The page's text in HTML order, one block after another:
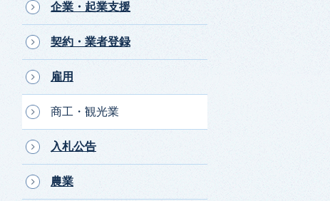
企業・起業支援
契約・業者登録
雇用
商工・観光業
入札公告
農業